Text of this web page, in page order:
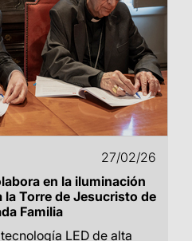
27/02/26
en la iluminación
la Torre de Jesucristo de
Familia
LED de alta